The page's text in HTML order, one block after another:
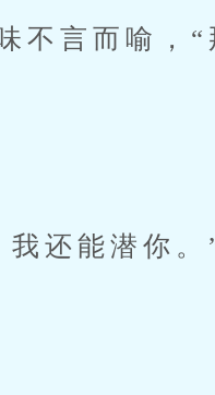
不言而喻，“
还能潜你。